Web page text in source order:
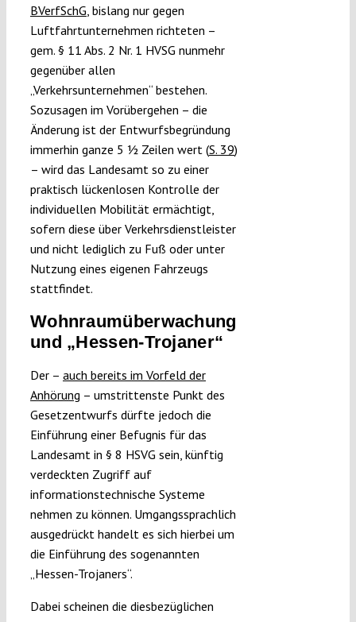
BVerfSchG, bislang nur gegen
Luftfahrtunternehmen richteten –
gem. § 11 Abs. 2 Nr. 1 HVSG nunmehr
gegenüber allen
„Verkehrsunternehmen“ bestehen.
Sozusagen im Vorübergehen – die
Änderung ist der Entwurfsbegründung
immerhin ganze 5 ½ Zeilen wert (S. 39)
– wird das Landesamt so zu einer
praktisch lückenlosen Kontrolle der
individuellen Mobilität ermächtigt,
sofern diese über Verkehrsdienstleister
und nicht lediglich zu Fuß oder unter
Nutzung eines eigenen Fahrzeugs
stattfindet.
Wohnraumüberwachung
und „Hessen-Trojaner“
Der – auch bereits im Vorfeld der
Anhörung – umstrittenste Punkt des
Gesetzentwurfs dürfte jedoch die
Einführung einer Befugnis für das
Landesamt in § 8 HSVG sein, künftig
verdeckten Zugriff auf
informationstechnische Systeme
nehmen zu können. Umgangssprachlich
ausgedrückt handelt es sich hierbei um
die Einführung des sogenannten
„Hessen-Trojaners“.
Dabei scheinen die diesbezüglichen